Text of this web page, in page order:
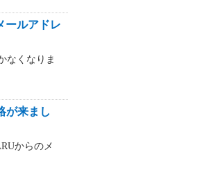
ールアドレ
なくなりま
が来まし
からのメ